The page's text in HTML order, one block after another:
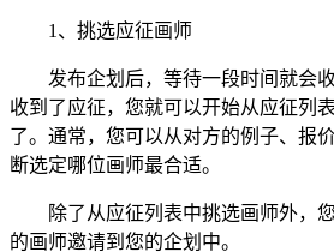
1、挑选应征画师
发布企划后，等待一段时间就会收
收到了应征，您就可以开始从应征列
了。通常，您可以从对方的例子、报
断选定哪位画师最合适。
除了从应征列表中挑选画师外，您
的画师邀请到您的企划中。